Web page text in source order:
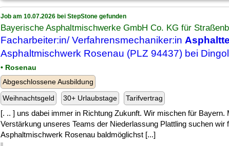
Job am 10.07.2026 bei StepStone gefunden
Bayerische Asphaltmischwerke GmbH Co. KG für
Facharbeiter:in/ Verfahrensmechaniker:in
Asphaltmischwerk Rosenau (PLZ 94437) bei
• Rosenau
Abgeschlossene Ausbildung
Weihnachtsgeld
30+ Urlaubstage Tarifvertrag
[. .. ] uns dabei immer in Richtung Zukunft. Wir mischen für Bayern.
Verstärkung unseres Teams der Niederlassung Plattling suchen wir
Asphaltmischwerk Rosenau baldmöglichst [...]